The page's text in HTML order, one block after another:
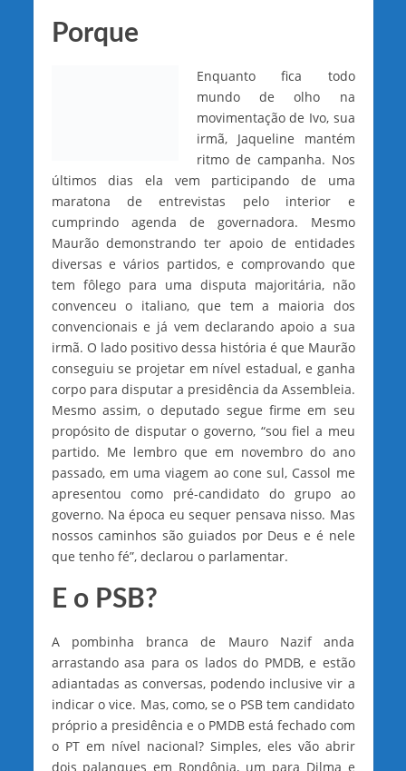
Porque
Enquanto fica todo
mundo de olho na
movimentação de Ivo, sua
irmã, Jaqueline mantém
ritmo de campanha. Nos
últimos dias ela vem participando de uma
maratona de entrevistas pelo interior e
cumprindo agenda de governadora. Mesmo
Maurão demonstrando ter apoio de entidades
diversas e vários partidos, e comprovando que
tem fôlego para uma disputa majoritária, não
convenceu o italiano, que tem a maioria dos
convencionais e já vem declarando apoio a sua
irmã. O lado positivo dessa história é que Maurão
conseguiu se projetar em nível estadual, e ganha
corpo para disputar a presidência da Assembleia.
Mesmo assim, o deputado segue firme em seu
propósito de disputar o governo, “sou fiel a meu
partido. Me lembro que em novembro do ano
passado, em uma viagem ao cone sul, Cassol me
apresentou como pré-candidato do grupo ao
governo. Na época eu sequer pensava nisso. Mas
nossos caminhos são guiados por Deus e é nele
que tenho fé”, declarou o parlamentar.
E o PSB?
A pombinha branca de Mauro Nazif anda
arrastando asa para os lados do PMDB, e estão
adiantadas as conversas, podendo inclusive vir a
indicar o vice. Mas, como, se o PSB tem candidato
próprio a presidência e o PMDB está fechado com
o PT em nível nacional? Simples, eles vão abrir
dois palanques em Rondônia, um para Dilma e